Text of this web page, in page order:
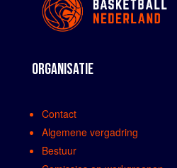
ORGANISATIE
Contact
Algemene vergadring
Bestuur